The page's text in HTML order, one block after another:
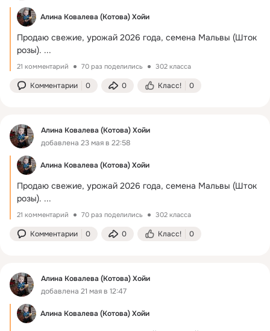
Алина Ковалева (Котова) Хойи
Продаю свежие, урожай 2026 года, семена Мальвы (Шток
розы). ...
21 комментарий 70 раз поделились 302 класса
Комментарии 0 0 Класс! 0
Алина Ковалева (Котова) Хойи
добавлена 23 мая в 22:58
Алина Ковалева (Котова) Хойи
Продаю свежие, урожай 2026 года, семена Мальвы (Шток
розы). ...
21 комментарий 70 раз поделились 302 класса
Комментарии 0 0 Класс! 0
Алина Ковалева (Котова) Хойи
добавлена 21 мая в 12:47
Алина Ковалева (Котова) Хойи